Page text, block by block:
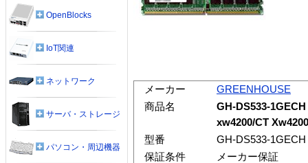
メーカー
GREENHOUSE
商品名
GH-DS533-
xw4200/CT
型番
GH-DS533-1GECH
保証条件
メーカー保証
OpenBlocks
IoT関連
ネットワーク
サーバ・ストレージ
パソコン・周辺機器